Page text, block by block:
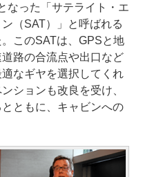
なった「サテライト・エ
（SAT）」と呼ばれる
このSATは、GPSと地
路の合流点や出口など
なギヤを選択してくれ
ションも改良を受け、
ともに、キャビンへの